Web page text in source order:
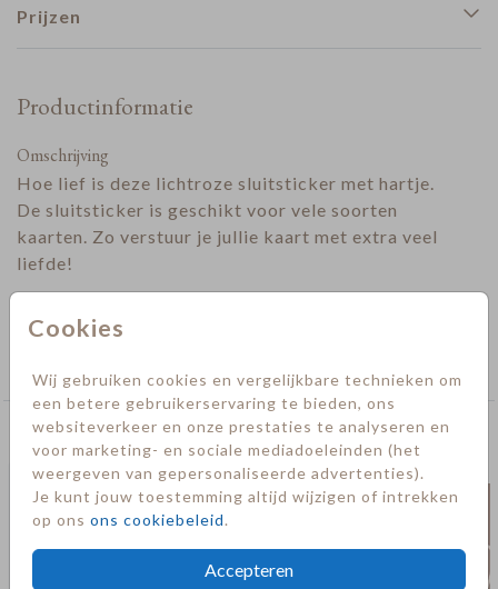
Cookies
Wij gebruiken cookies en vergelijkbare technieken om
een betere gebruikerservaring te bieden, ons
websiteverkeer en onze prestaties te analyseren en
voor marketing- en sociale mediadoeleinden (het
weergeven van gepersonaliseerde advertenties).
Je kunt jouw toestemming altijd wijzigen of intrekken
op ons ons cookiebeleid.
Accepteren
Prijzen
Productinformatie
Omschrijving
Hoe lief is deze lichtroze sluitsticker met hartje.
De sluitsticker is geschikt voor vele soorten
kaarten. Zo verstuur je jullie kaart met extra veel
liefde!
Collectie
Deze kaarten vind je misschien ook leuk
Sluitsticker